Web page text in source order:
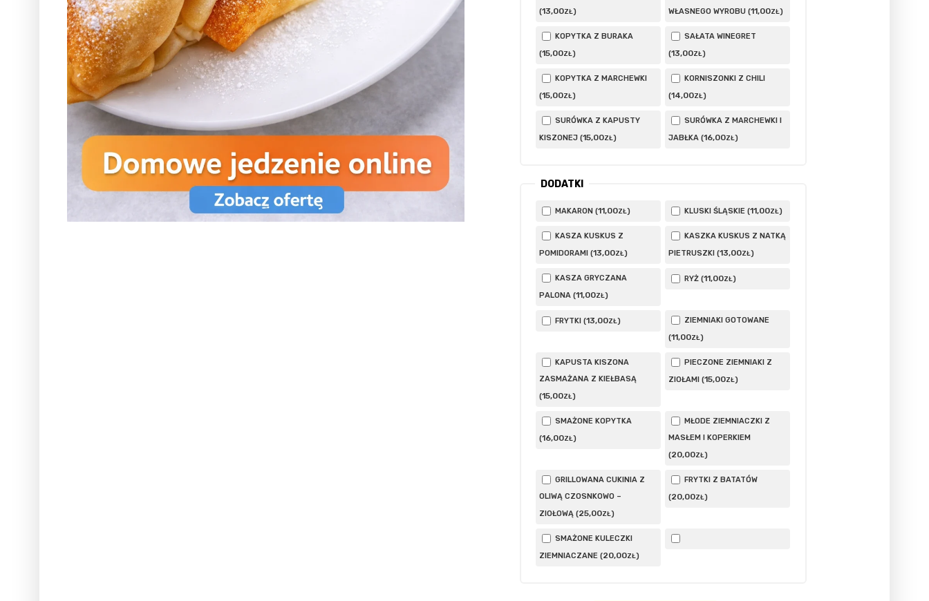
(13,00ZŁ)
WŁASNEGO WYROBU (11,00ZŁ)
KOPYTKA Z BURAKA
(15,00ZŁ)
SAŁATA WINEGRET
(13,00ZŁ)
KOPYTKA Z MARCHEWKI
(15,00ZŁ)
KORNISZONKI Z CHILI
(14,00ZŁ)
SURÓWKA Z KAPUSTY
KISZONEJ (15,00ZŁ)
SURÓWKA Z MARCHEWKI I
JABŁKA (16,00ZŁ)
DODATKI
MAKARON (11,00ZŁ) KLUSKI ŚLĄSKIE (11,00ZŁ)
KASZA KUSKUS Z
POMIDORAMI (13,00ZŁ)
KASZKA KUSKUS Z NATKĄ
PIETRUSZKI (13,00ZŁ)
KASZA GRYCZANA
PALONA (11,00ZŁ)
RYŻ (11,00ZŁ)
FRYTKI (13,00ZŁ)
ZIEMNIAKI GOTOWANE
(11,00ZŁ)
KAPUSTA KISZONA
ZASMAŻANA Z KIEŁBASĄ
(15,00ZŁ)
PIECZONE ZIEMNIAKI Z
ZIOŁAMI (15,00ZŁ)
SMAŻONE KOPYTKA
(16,00ZŁ)
MŁODE ZIEMNIACZKI Z
MASŁEM I KOPERKIEM
(20,00ZŁ)
GRILLOWANA CUKINIA Z
OLIWĄ CZOSNKOWO –
ZIOŁOWĄ (25,00ZŁ)
FRYTKI Z BATATÓW
(20,00ZŁ)
SMAŻONE KULECZKI
ZIEMNIACZANE (20,00ZŁ)